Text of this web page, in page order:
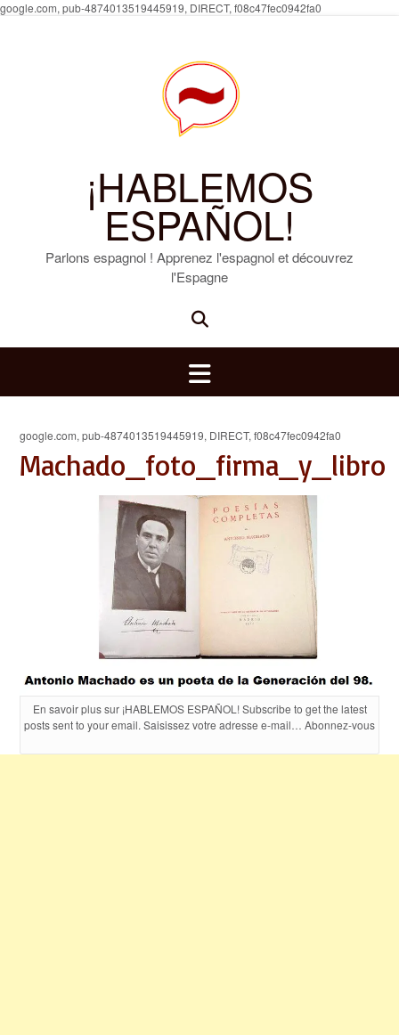
google.com, pub-4874013519445919, DIRECT, f08c47fec0942fa0
¡HABLEMOS
ESPAÑOL!
Parlons espagnol ! Apprenez l'espagnol et découvrez
l'Espagne
google.com, pub-4874013519445919, DIRECT, f08c47fec0942fa0
Machado_foto_firma_y_libro
En savoir plus sur ¡HABLEMOS ESPAÑOL! Subscribe to get the latest
posts sent to your email. Saisissez votre adresse e-mail… Abonnez-vous